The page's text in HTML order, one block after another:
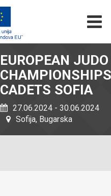
EUROPEAN JUDO
CHAMPIONSHIPS
CADETS SOFIA
27.06.2024 - 30.06.2024
Sofija, Bugarska